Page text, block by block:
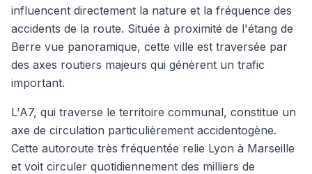
influencent directement la nature et la fréquence des
accidents de la route. Située à proximité de l'étang de
Berre vue panoramique, cette ville est traversée par
des axes routiers majeurs qui génèrent un trafic
important.
L'A7, qui traverse le territoire communal, constitue un
axe de circulation particulièrement accidentogène.
Cette autoroute très fréquentée relie Lyon à Marseille
et voit circuler quotidiennement des milliers de